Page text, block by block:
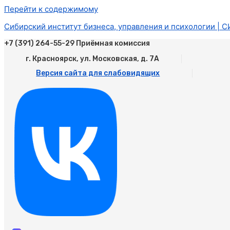
Перейти к содержимому
Сибирский институт бизнеса, управления и психологии |
+7 (391) 264-55-29 Приёмная комиссия
г. Красноярск, ул. Московская, д. 7А
Версия сайта для слабовидящих